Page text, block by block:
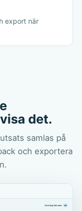
export när
det.
samlas på
och exportera